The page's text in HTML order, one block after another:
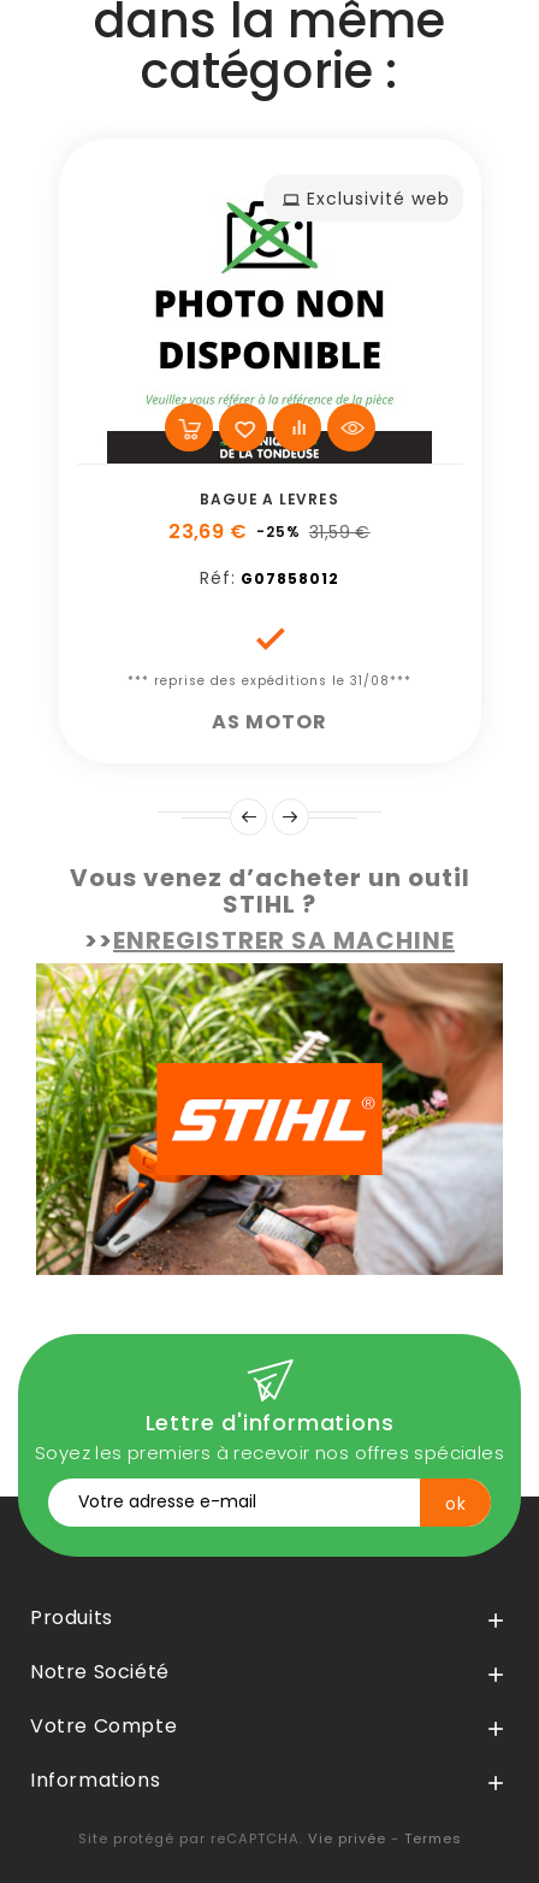
dans la même
catégorie :
Exclusivité web
BAGUE A LEVRES
23,69 € -25% 31,59 €
Réf: G07858012

*** reprise des expéditions le 31/08***
AS MOTOR
Vous venez d’acheter un outil
STIHL ?
>>ENREGISTRER SA MACHINE
Lettre d'informations
Soyez les premiers à recevoir nos offres spéciales
Produits 
Notre Société 
Votre Compte 
Informations 
Site protégé par reCAPTCHA. Vie privée - Termes